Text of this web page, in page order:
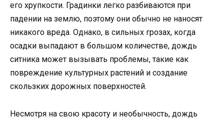
его хрупкости. Градинки легко разбиваются при
падении на землю, поэтому они обычно не наносят
никакого вреда. Однако, в сильных грозах, когда
осадки выпадают в большом количестве, дождь
ситника может вызывать проблемы, такие как
повреждение культурных растений и создание
скользких дорожных поверхностей.
Несмотря на свою красоту и необычность, дождь